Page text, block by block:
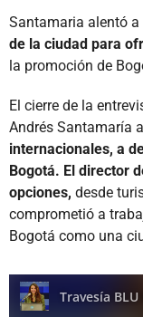
Santamaria alentó a
de la ciudad para
la promoción de
El cierre de la
Andrés Santamaría
internacionales, a
Bogotá. El director
opciones, desde
comprometió a
Bogotá como una